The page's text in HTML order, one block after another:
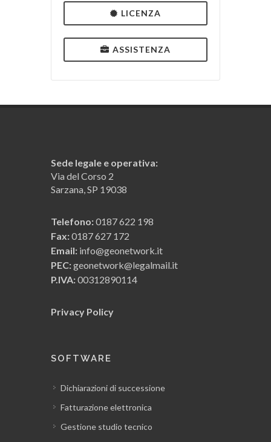
LICENZA
ASSISTENZA
Sede legale e operativa:
Via del Corso 2
Sarzana, SP 19038
Telefono:0187 622 198
Fax:0187 627 172
Email: info@geonetwork.it
PEC:geonetwork@legalmail.it
P.IVA:00312890114
Privacy Policy
SOFTWARE
Dichiarazioni di successione
Fatturazione elettronica
Gestione studio tecnico